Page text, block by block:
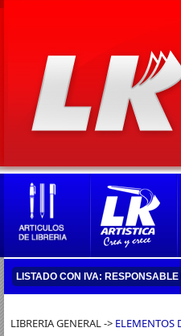
LISTADO CON IVA:
LIBRERIA GENERAL -> ELEMENTOS